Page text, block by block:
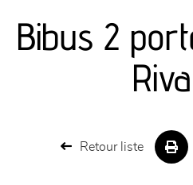
séjours
meubles de complément
Bibus 2
Retour liste